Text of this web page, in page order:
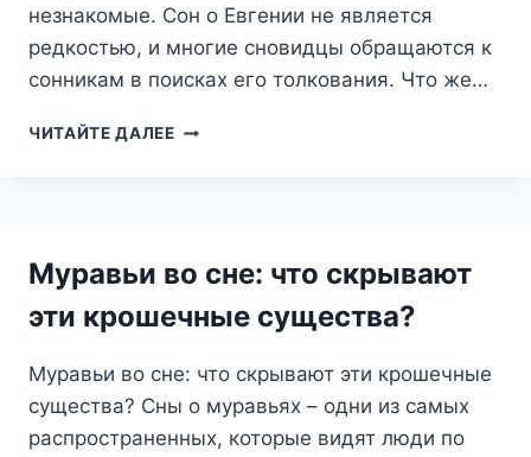
незнакомые. Сон о Евгении не является
редкостью, и многие сновидцы обращаются к
сонникам в поисках его толкования. Что же…
ЧИТАЙТЕ ДАЛЕЕСОН
ПРИСНИЛСЯ
ЧТО
Муравьи во сне: что скрывают
эти крошечные существа?
Муравьи во сне: что скрывают эти крошечные
существа? Сны о муравьях – одни из самых
распространенных, которые видят люди по